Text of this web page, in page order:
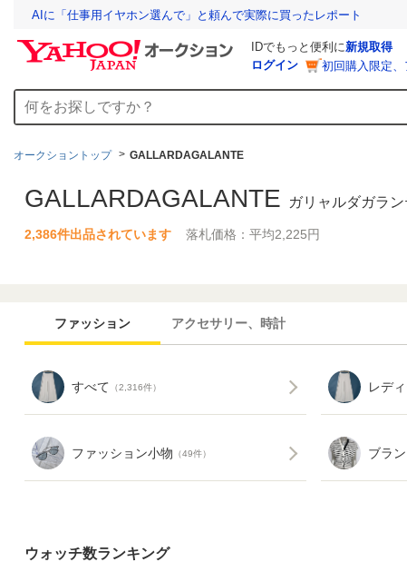
AIに「仕事用イヤホン選んで」と頼んで実際に買ったレポート
IDでもっと便利に新規取得
ログイン
初回購入限定
オークショントップ GALLARDAGALANTE
GALLARDAGALANTE ガリャルダガラン
2,386件出品されています 落札価格：平均2,225円
ファッション アクセサリー、時計
すべて （2,316件） レデ
ファッション小物 （49件） ブラ
ウォッチ数ランキング